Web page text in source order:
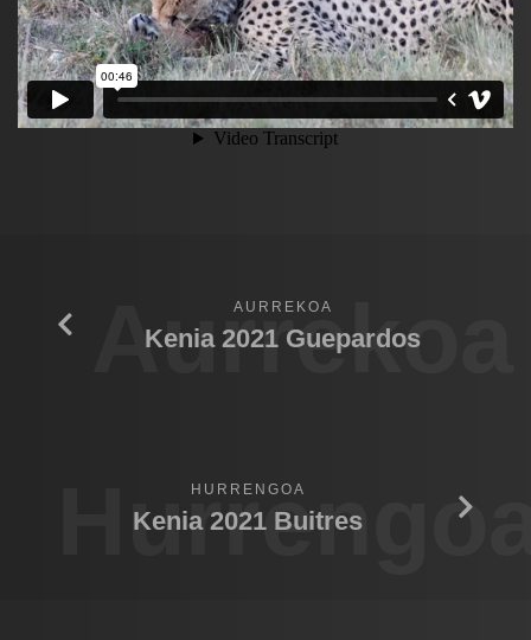
Aurrekoa
AURREKOA
Kenia 2021 Guepardos
HURRENGOA
Kenia 2021 Buitres